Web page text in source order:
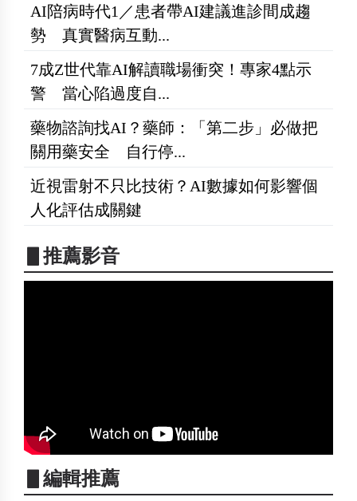
AI陪病時代1／患者帶AI建議進診間成趨
勢 真實醫病互動...
7成Z世代靠AI解讀職場衝突！專家4點示
警 當心陷過度自...
藥物諮詢找AI？藥師：「第二步」必做把
關用藥安全 自行停...
近視雷射不只比技術？AI數據如何影響個
人化評估成關鍵
▋推薦影音
▋編輯推薦